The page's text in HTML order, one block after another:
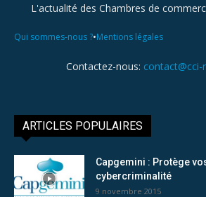
L'actualité des Chambres de
Qui sommes-nous ?•Mentions légales
Contactez-nous: contact@cci-
ARTICLES POPULAIRES
Capgemini : Protège
cybercriminalité
9 novembre 2015